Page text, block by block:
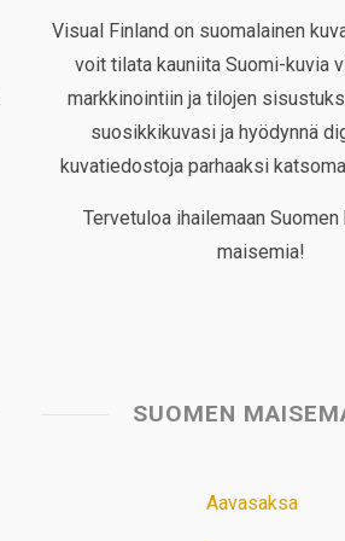
Visual Finland on suomalainen
voit tilata kauniita Suomi-kuvia
markkinointiin ja tilojen
suosikkikuvasi ja hyödynnä
kuvatiedostoja parhaaksi
Tervetuloa ihailemaan
maisemia!
SUOMEN
Aavasaksa